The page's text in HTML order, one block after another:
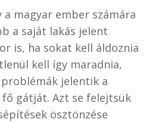
a magyar ember számára
a saját lakás jelent
is, ha sokat kell áldoznia
kell így maradnia,
jelentik a
fő gátját. Azt se felejtsük
ösztönzése